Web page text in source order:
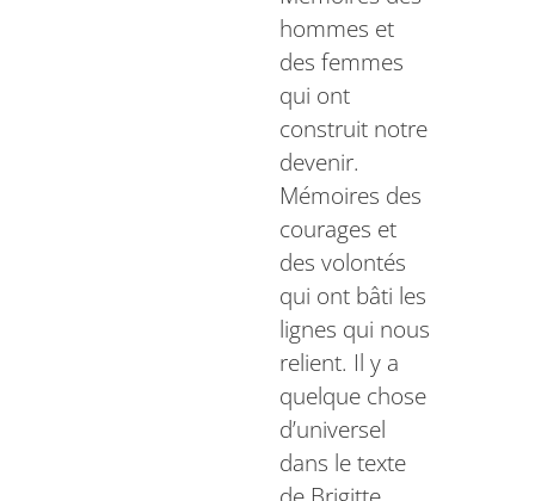
hommes et
des femmes
qui ont
construit notre
devenir.
Mémoires des
courages et
des volontés
qui ont bâti les
lignes qui nous
relient. Il y a
quelque chose
d’universel
dans le texte